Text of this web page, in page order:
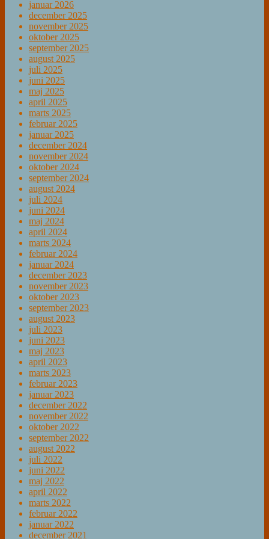
januar 2026
december 2025
november 2025
oktober 2025
september 2025
august 2025
juli 2025
juni 2025
maj 2025
april 2025
marts 2025
februar 2025
januar 2025
december 2024
november 2024
oktober 2024
september 2024
august 2024
juli 2024
juni 2024
maj 2024
april 2024
marts 2024
februar 2024
januar 2024
december 2023
november 2023
oktober 2023
september 2023
august 2023
juli 2023
juni 2023
maj 2023
april 2023
marts 2023
februar 2023
januar 2023
december 2022
november 2022
oktober 2022
september 2022
august 2022
juli 2022
juni 2022
maj 2022
april 2022
marts 2022
februar 2022
januar 2022
december 2021